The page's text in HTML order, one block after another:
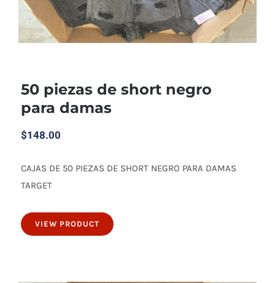
50 piezas de short negro para damas
50 piezas de short negro
para damas
$148.00
CAJAS DE 50 PIEZAS DE SHORT NEGRO PARA DAMAS
TARGET
VIEW PRODUCT